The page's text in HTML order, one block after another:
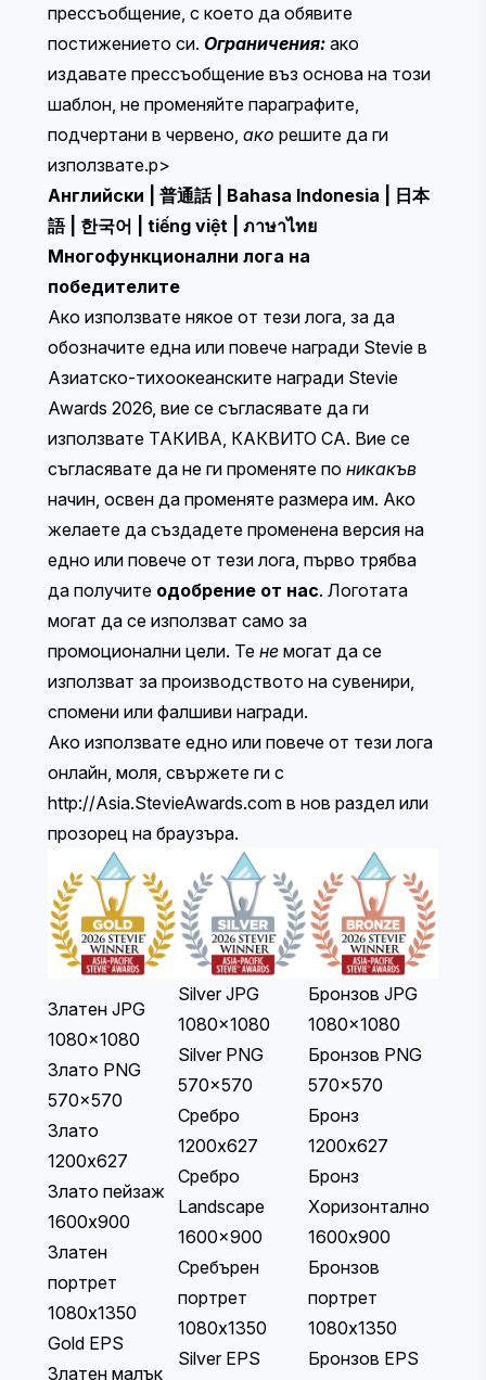
прессъобщение, с което да обявите
постижението си. Ограничения: ако
издавате прессъобщение въз основа на този
шаблон, не променяйте параграфите,
подчертани в червено, ако решите да ги
използвате.p>
Английски
普通話| Bahasa Indonesia
日本
語| 한국어 tiếng việt
ภาษาไทย
Многофункционални лога на
победителите
Ако използвате някое от тези лога, за да
обозначите една или повече награди Stevie в
Азиатско-тихоокеанските награди Stevie
Awards 2026, вие се съгласявате да ги
използвате ТАКИВА, КАКВИТО СА. Вие се
съгласявате да не ги променяте по никакъв
начин, освен да променяте размера им. Ако
желаете да създадете променена версия на
едно или повече от тези лога, първо трябва
да получите одобрение от нас. Логотата
могат да се използват само за
промоционални цели. Те не могат да се
използват за производството на сувенири,
спомени или фалшиви награди.
Ако използвате едно или повече от тези лога
онлайн, моля, свържете ги с
http://Asia.StevieAwards.com в нов раздел или
прозорец на браузъра.
Златен JPG
1080x1080
Злато PNG
570x570
Злато
1200x627
Злато пейзаж
1600x900
Златен
портрет
1080x1350
Gold EPS
Златен малък
Silver JPG
1080x1080
Silver PNG
570x570
Сребро
1200x627
Сребро
Landscape
1600x900
Сребърен
портрет
1080x1350
Silver EPS
Бронзов JPG
1080x1080
Бронзов PNG
570x570
Бронз
1200x627
Бронз
Хоризонтално
1600x900
Бронзов
портрет
1080x1350
Бронзов EPS